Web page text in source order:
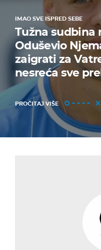
IMAO SVE ISPRED SEBE
Tužna sudbina
Oduševio
zaigrati za
nesreća sve
PROČITAJ VIŠE